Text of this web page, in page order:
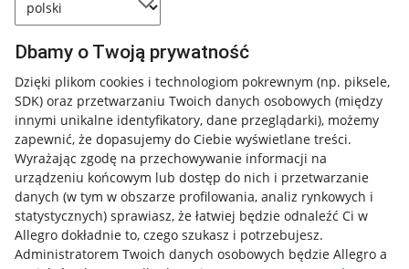
Dbamy o Twoją prywatność
Dzięki plikom cookies i technologiom pokrewnym (np. piksele,
SDK) oraz przetwarzaniu Twoich danych osobowych (między
innymi unikalne identyfikatory, dane przeglądarki), możemy
zapewnić, że dopasujemy do Ciebie wyświetlane treści.
Wyrażając zgodę na przechowywanie informacji na
urządzeniu końcowym lub dostęp do nich i przetwarzanie
danych (w tym w obszarze profilowania, analiz rynkowych i
statystycznych) sprawiasz, że łatwiej będzie odnaleźć Ci w
Allegro dokładnie to, czego szukasz i potrzebujesz.
Administratorem Twoich danych osobowych będzie Allegro a